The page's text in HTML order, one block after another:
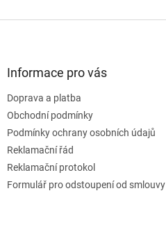
Informace pro vás
Doprava a platba
Obchodní podmínky
Podmínky ochrany osobních údajů
Reklamační řád
Reklamační protokol
Formulář pro odstoupení od smlouvy